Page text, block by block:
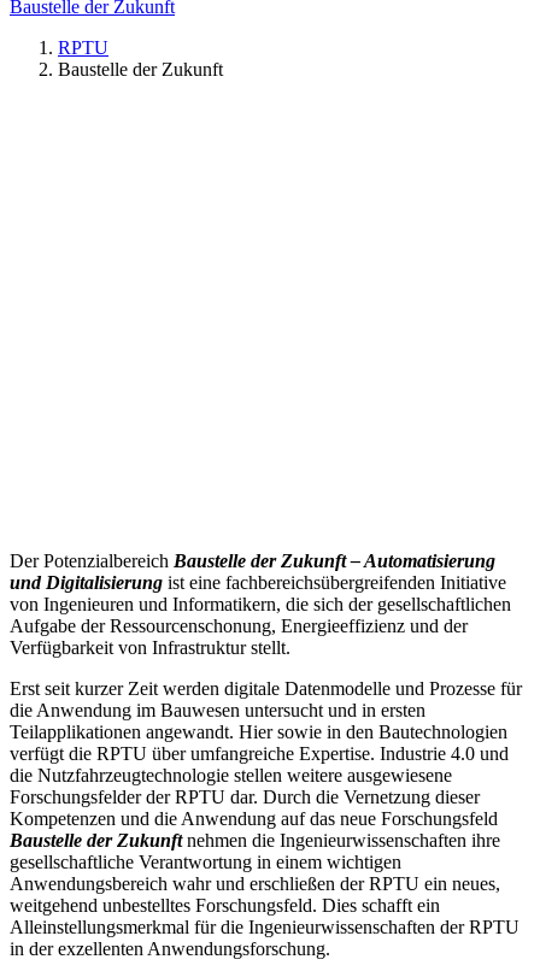
Baustelle der Zukunft
RPTU
Baustelle der Zukunft
Der Potenzialbereich Baustelle der Zukunft – Automatisierung
und Digitalisierung ist eine fachbereichsübergreifenden Initiative
von Ingenieuren und Informatikern, die sich der gesellschaftlichen
Aufgabe der Ressourcenschonung, Energieeffizienz und der
Verfügbarkeit von Infrastruktur stellt.
Erst seit kurzer Zeit werden digitale Datenmodelle und Prozesse für
die Anwendung im Bauwesen untersucht und in ersten
Teilapplikationen angewandt. Hier sowie in den Bautechnologien
verfügt die RPTU über umfangreiche Expertise. Industrie 4.0 und
die Nutzfahrzeugtechnologie stellen weitere ausgewiesene
Forschungsfelder der RPTU dar. Durch die Vernetzung dieser
Kompetenzen und die Anwendung auf das neue Forschungsfeld
Baustelle der Zukunftnehmen die Ingenieurwissenschaften ihre
gesellschaftliche Verantwortung in einem wichtigen
Anwendungsbereich wahr und erschließen der RPTU ein neues,
weitgehend unbestelltes Forschungsfeld. Dies schafft ein
Alleinstellungsmerkmal für die Ingenieurwissenschaften der RPTU
in der exzellenten Anwendungsforschung.